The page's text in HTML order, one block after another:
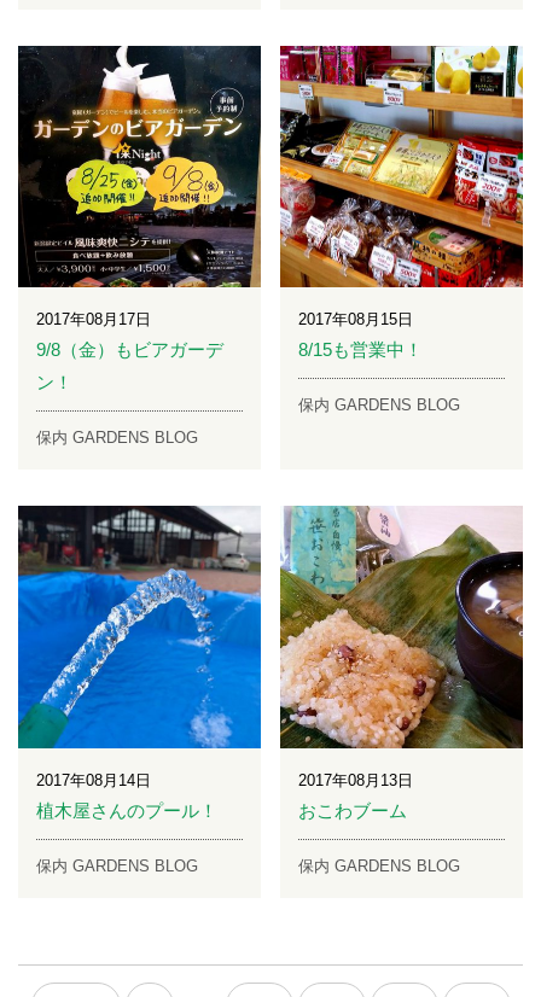
2017年08月17日
9/8（金）もビアガーデ
ン！
保内 GARDENS BLOG
2017年08月15日
8/15も営業中！
保内 GARDENS BLOG
2017年08月14日
植木屋さんのプール！
保内 GARDENS BLOG
2017年08月13日
おこわブーム
保内 GARDENS BLOG